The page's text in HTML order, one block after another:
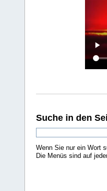
Suche in den
Wenn Sie nur ein Wort
Die Menüs sind auf